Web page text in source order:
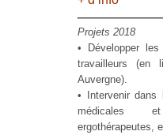
Projets 2018
• Développer
travailleurs (en
Auvergne).
• Intervenir dans
médicales et
ergothérapeutes,